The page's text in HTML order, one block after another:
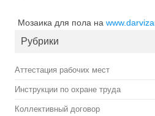
Мозаика для пола на
Рубрики
Аттестация рабочих мест
Инструкции по охране труда
Коллективный договор